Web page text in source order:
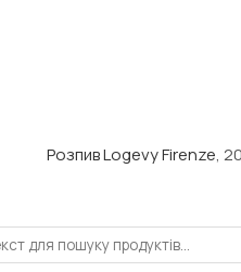
Розпив Logevy Firenze,